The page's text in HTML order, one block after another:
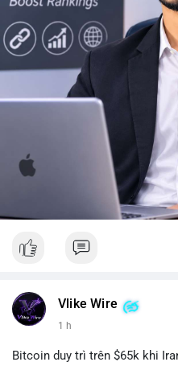
#10btc #650kusd
#btcmempool
Vlike Wire
1 h
Bitcoin duy trì trên $65k khi